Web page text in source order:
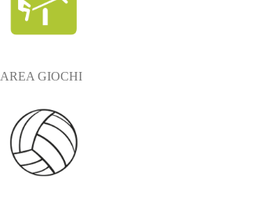
AREA GIOCHI